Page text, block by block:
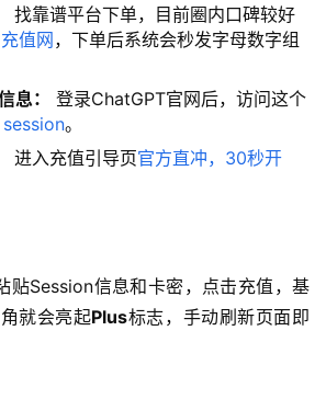
找靠谱平台下单，目前圈内口碑较好
值网 ，下单后系统会秒发字母数字组
息：
登录ChatGPT官网后，访问这个
。
进入充值引导页官方直冲，30秒开
贴Session信息和卡密，点击充值，基
就会亮起Plus标志，手动刷新页面即